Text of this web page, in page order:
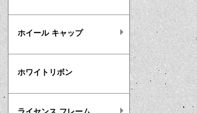
ホイール キャップ
ホワイトリボン